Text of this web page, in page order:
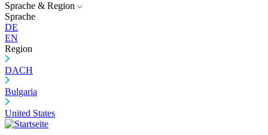
Sprache & Region
Sprache
DE
EN
Region
DACH
Bulgaria
United States